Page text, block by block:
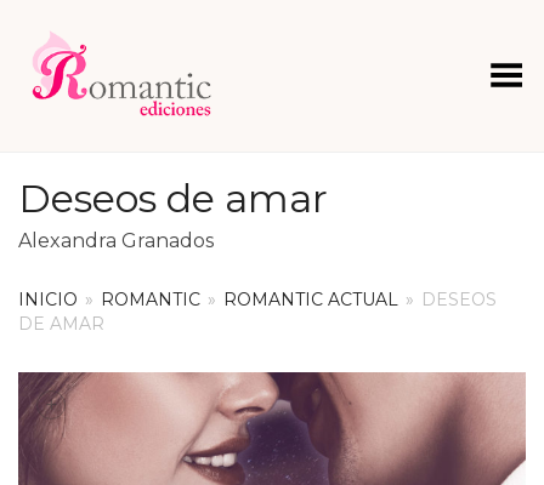
Menú
Deseos de amar
Alexandra Granados
INICIO » ROMANTIC » ROMANTIC ACTUAL » DESEOS
DE AMAR
+